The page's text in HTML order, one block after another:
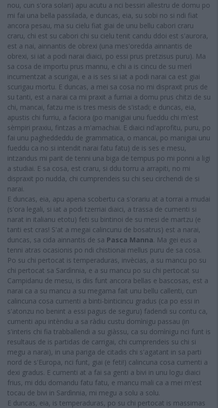
nou, cun s'ora solari) apu acutu a nci bessiri allestru de domu po
mi fai una bella passilada, e duncas, eia, su sobi no si ndi fiat
ancora pesau, ma su cielu fiat giai de unu bellu cabori craru
craru, chi est su cabori chi su cielu tenit candu ddoi est s'aurora,
est a nai, ainnantis de obrexi (una mes'oredda ainnantis de
obrexi, si iat a podi narai diaici, po essi prus pretzisus puru). Ma
sa cosa de importu prus mannu, e chi a is cincu de su merì
incumentzat a scurigai, e a is ses si iat a podi narai ca est giai
scurigau mortu. E duncas, a mei sa cosa no mi dispraxit prus de
su tanti, est a narai ca mi praxit a furriai a domu prus chitzi de su
chi, mancai, fatzu me is tres mesis de s'istadi; e duncas, eia,
apustis chi furriu, a faciora (po manigiai unu fueddu chi m'est
sèmpiri praxiu, fintzas a m'amachiai. E diaici nd'aprofitu, puru, po
fai unu pagheddeddu de grammatica, o mancai, po manigiai unu
fueddu ca no si intendit narai fatu fatu) de is ses e mesu,
intzandus mi parit de tenni una biga de tempus po mi ponni a ligi
a studiai. E sa cosa, est craru, si ddu torru a arrapiti, no mi
dispraxit po nudda, chi cumprendeis su chi seu circhendi de si
narai.
E duncas, eia, apu apena scobertu ca s'orariu at a torrai a mudai
(s'ora legali, si iat a podi tzerriai diaici, a trassa de cumenti si
narat in italianu etotu) feti su bintinoi de su mesi de martzu (e
tanti est cras! S'at a megai calincunu de bosatrus) est a narai,
duncas, sa cida ainnantis de sa Pasca Manna. Ma gei eus a
tenni atras ocasionis po ndi chistionai mellus puru de sa cosa.
Po su chi pertocat is temperaduras, invècias, a su mancu po su
chi pertocat sa Sardìnnia, e a su mancu po su chi pertocat su
Campidanu de mesu, is diis funt ancora bellas e bascosas, est a
narai ca a su mancu a su megama fait unu bellu callenti, cun
calincuna cosa cumenti a binti-binticincu gradus (ca po essi in
s'atonzu no benint a essi pagus de seguru) fadendi su contu ca,
cumenti apu intèndiu a sa ràdiu custu domìnigu passau (in
s'interis chi fia trabballendi a su giàssu, ca su domìnigu nci funt is
resultaus de is partidas de carrigai, chi cumprendeis su chi si
megu a narai), in una pariga de citadis chi s'agatant in sa parti
nord de s'Europa, nci funt, giai (e feti!) calincuna cosa cumenti a
dexi gradus. E cumenti at a fai sa genti a bivi in unu logu diaici
frius, mi ddu domandu fatu fatu, e mancu mali ca a mei m'est
tocau de bivi in Sardìnnia, mi megu a solu a solu.
E duncas, eia, is temperaduras, po su chi pertocat is massimas